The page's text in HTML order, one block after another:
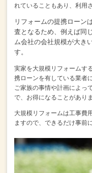
れていることもあり、利用
リフォームの提携ローン
査となるため、例えば同
ム会社の会社規模が大き
す。
実家を大規模リフォームす
携ローンを有している業者
ご家族の事情や計画によっ
で、 お得になることがあり
大規模リフォームは工事費
ますので、 できるだけ事前